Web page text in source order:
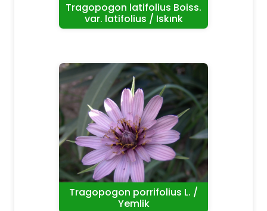
Tragopogon latifolius Boiss.
var. latifolius / Iskınk
Tragopogon porrifolius L. /
Yemlik